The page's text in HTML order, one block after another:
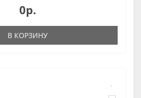
0р.
В КОРЗИНУ